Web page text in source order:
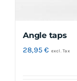
Angle taps
28,95€ excl. Tax